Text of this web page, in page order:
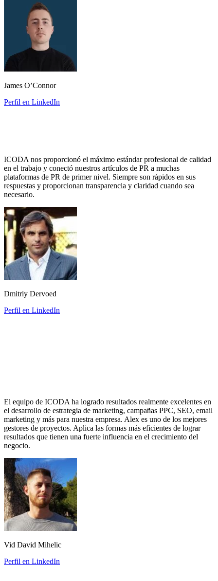
James O’Connor
Perfil en LinkedIn
ICODA nos proporcionó el máximo estándar profesional de calidad
en el trabajo y conectó nuestros artículos de PR a muchas
plataformas de PR de primer nivel. Siempre son rápidos en sus
respuestas y proporcionan transparencia y claridad cuando sea
necesario.
Dmitriy Dervoed
Perfil en LinkedIn
El equipo de ICODA ha logrado resultados realmente excelentes en
el desarrollo de estrategia de marketing, campañas PPC, SEO, email
marketing y más para nuestra empresa. Alex es uno de los mejores
gestores de proyectos. Aplica las formas más eficientes de lograr
resultados que tienen una fuerte influencia en el crecimiento del
negocio.
Vid David Mihelic
Perfil en LinkedIn